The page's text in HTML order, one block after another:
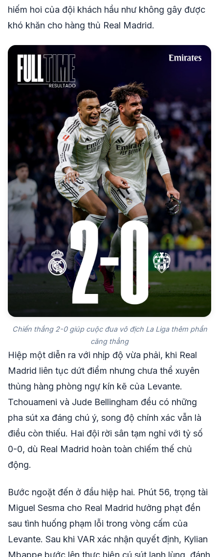
hiếm hoi của đội khách hầu như không gây được
khó khăn cho hàng thủ Real Madrid.
Chiến thắng 2-0 giúp cuộc đua vô địch La Liga thêm phần
căng thẳng
Hiệp một diễn ra với nhịp độ vừa phải, khi Real
Madrid liên tục dứt điểm nhưng chưa thể xuyên
thủng hàng phòng ngự kín kẽ của Levante.
Tchouameni và Jude Bellingham đều có những
pha sút xa đáng chú ý, song độ chính xác vẫn là
điều còn thiếu. Hai đội rời sân tạm nghỉ với tỷ số
0-0, dù Real Madrid hoàn toàn chiếm thế chủ
động.
Bước ngoặt đến ở đầu hiệp hai. Phút 56, trọng tài
Miguel Sesma cho Real Madrid hưởng phạt đền
sau tình huống phạm lỗi trong vòng cấm của
Levante. Sau khi VAR xác nhận quyết định, Kylian
Mbappe bước lên thực hiện cú sút lạnh lùng, đánh